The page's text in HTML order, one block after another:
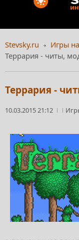
Stevsky.ru Игры
Террария - читы,
Террария -
10.03.2015 21:12